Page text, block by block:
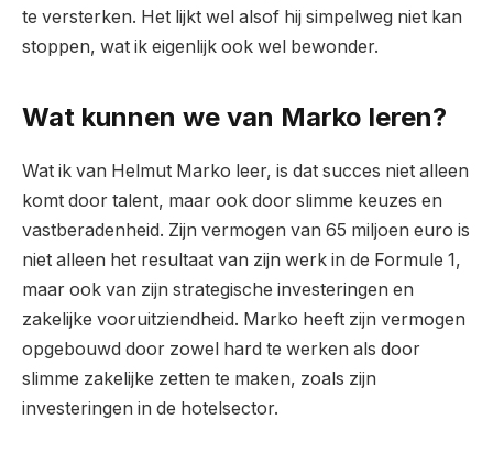
te versterken. Het lijkt wel alsof hij simpelweg niet kan
stoppen, wat ik eigenlijk ook wel bewonder.
Wat kunnen we van Marko leren?
Wat ik van Helmut Marko leer, is dat succes niet alleen
komt door talent, maar ook door slimme keuzes en
vastberadenheid. Zijn vermogen van 65 miljoen euro is
niet alleen het resultaat van zijn werk in de Formule 1,
maar ook van zijn strategische investeringen en
zakelijke vooruitziendheid. Marko heeft zijn vermogen
opgebouwd door zowel hard te werken als door
slimme zakelijke zetten te maken, zoals zijn
investeringen in de hotelsector.